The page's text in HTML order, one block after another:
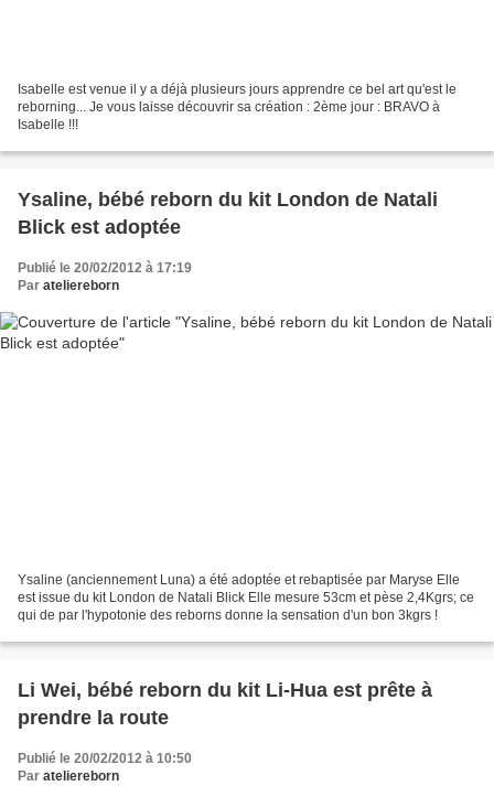
Isabelle est venue il y a déjà plusieurs jours apprendre ce bel art qu'est le
reborning... Je vous laisse découvrir sa création : 2ème jour : BRAVO à
Isabelle !!!
Ysaline, bébé reborn du kit London de Natali
Blick est adoptée
Publié le 20/02/2012 à 17:19
Par ateliereborn
Ysaline (anciennement Luna) a été adoptée et rebaptisée par Maryse Elle
est issue du kit London de Natali Blick Elle mesure 53cm et pèse 2,4Kgrs; ce
qui de par l'hypotonie des reborns donne la sensation d'un bon 3kgrs !
Li Wei, bébé reborn du kit Li-Hua est prête à
prendre la route
Publié le 20/02/2012 à 10:50
Par ateliereborn